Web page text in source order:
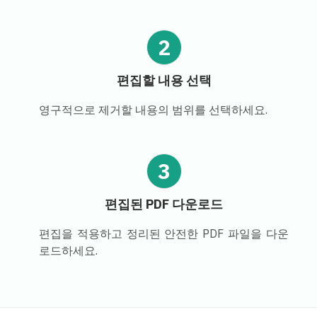
2
편집할 내용 선택
영구적으로 제거할 내용의 범위를 선택하세요.
3
편집된 PDF 다운로드
편집을 적용하고 정리된 안전한 PDF 파일을 다운
로드하세요.